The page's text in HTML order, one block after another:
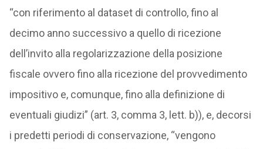
“con riferimento al dataset di controllo, fino al
decimo anno successivo a quello di ricezione
dell’invito alla regolarizzazione della posizione
fiscale ovvero fino alla ricezione del provvedimento
impositivo e, comunque, fino alla definizione di
eventuali giudizi” (art. 3, comma 3, lett. b)), e, decorsi
i predetti periodi di conservazione, “vengono